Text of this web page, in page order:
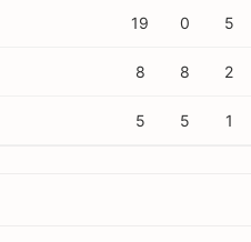
19 0 5
8 8 2
5 5 1